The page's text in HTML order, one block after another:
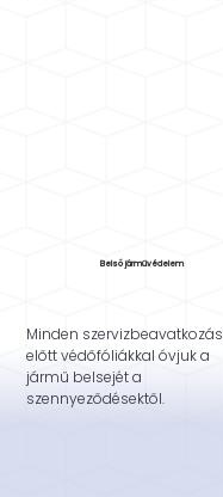
Belső járművédelem
Minden szervizbeavatkozás
előtt védőfóliákkal óvjuk a
jármű belsejét a
szennyeződésektől.